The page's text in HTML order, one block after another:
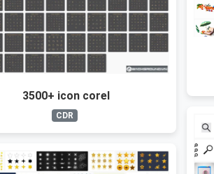
3500+ icon corel
CDR